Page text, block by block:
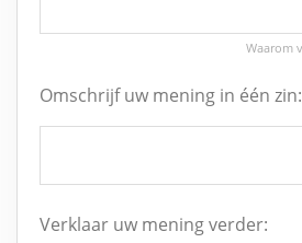
Omschrijf uw mening in één zin:
Verklaar uw mening verder: